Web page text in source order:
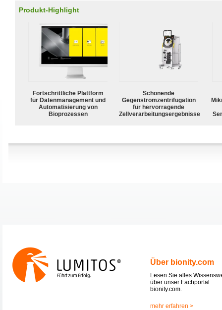
Produkt-Highlight
Fortschrittliche Plattform
für Datenmanagement und
Automatisierung von
Bioprozessen
Schonende
Gegenstromzentrifugation
für hervorragende
Zellverarbeitungsergebnisse
Über bionity.com
Lesen Sie alles
über unser Fachportal
bionity.com.
mehr erfahren >